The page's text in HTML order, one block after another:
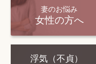
妻のお悩み
女性の方へ
浮気（不貞）